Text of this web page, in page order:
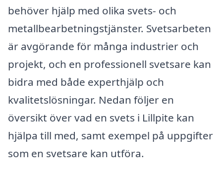
behöver hjälp med olika svets- och
metallbearbetningstjänster. Svetsarbeten
är avgörande för många industrier och
projekt, och en professionell svetsare kan
bidra med både experthjälp och
kvalitetslösningar. Nedan följer en
översikt över vad en svets i Lillpite kan
hjälpa till med, samt exempel på uppgifter
som en svetsare kan utföra.